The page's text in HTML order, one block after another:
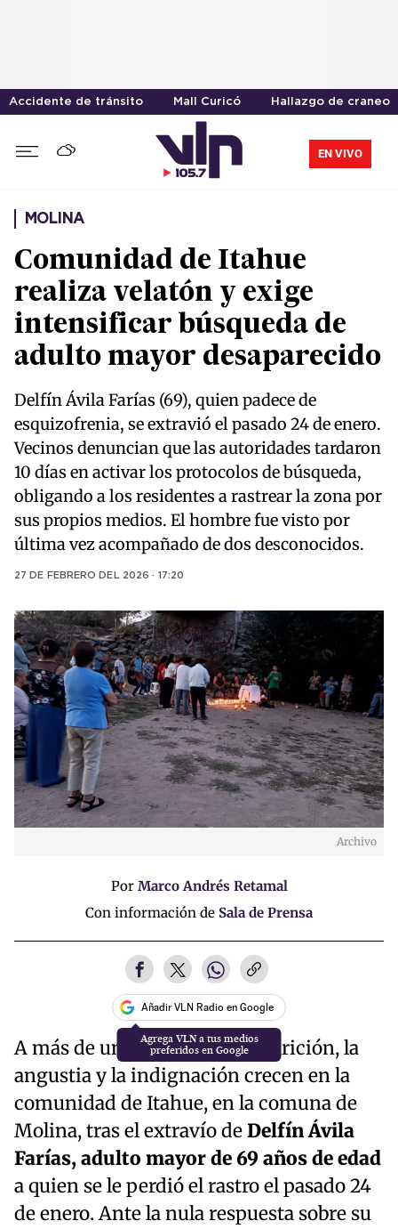
Accidente de tránsito Mall Curicó Hallazgo de craneo
EN VIVO
MOLINA
Comunidad de Itahue
realiza velatón y exige
intensificar búsqueda de
adulto mayor desaparecido
Delfín Ávila Farías (69), quien padece de
esquizofrenia, se extravió el pasado 24 de enero.
Vecinos denuncian que las autoridades tardaron
10 días en activar los protocolos de búsqueda,
obligando a los residentes a rastrear la zona por
sus propios medios. El hombre fue visto por
última vez acompañado de dos desconocidos.
27 DE FEBRERO DEL 2026 · 17:20
Archivo
Por Marco Andrés Retamal
Con información de Sala de Prensa
Añadir VLN Radio en Google
A más de un mes de su desaparición, la
angustia y la indignación crecen en la
comunidad de Itahue, en la comuna de
Molina, tras el extravío deDelfín Ávila
Farías, adulto mayor de 69 años de edad
a quien se le perdió el rastro el pasado 24
de enero. Ante la nula respuesta sobre su